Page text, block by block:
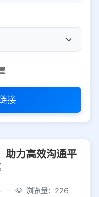
接
助力高效沟通平
浏览量：226